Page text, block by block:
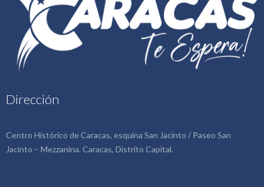
Dirección
Centro Histórico de Caracas, esquina San Jacinto / Paseo San
Jacinto – Mezzanina. Caracas, Distrito Capital.